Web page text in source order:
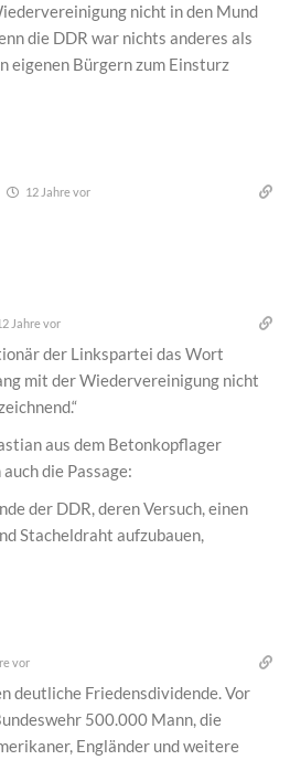
nicht in den Mund
die DDR war nichts anderes als
eigenen Bürgern zum Einsturz
12 Jahre vor
Jahre vor
der Linkspartei das Wort
mit der Wiedervereinigung nicht
aus dem Betonkopflager
die Passage:
der DDR, deren Versuch, einen
Stacheldraht aufzubauen,
vor
deutliche Friedensdividende. Vor
500.000 Mann, die
Engländer und weitere